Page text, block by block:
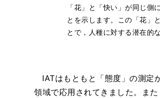
「花」と「快い」が同じ側
とを示します。この「花」
とで，人種に対する潜在的
IATはもともと「態度」の測定
領域で応用されてきました。ま